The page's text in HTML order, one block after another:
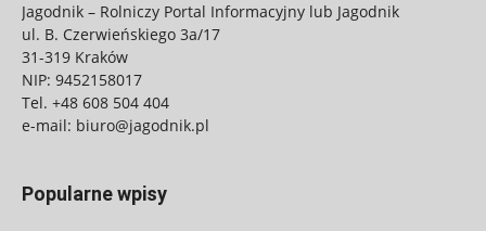
Jagodnik – Rolniczy Portal Informacyjny lub Jagodnik
ul. B. Czerwieńskiego 3a/17
31-319 Kraków
NIP: 9452158017
Tel. +48 608 504 404
e-mail: biuro@jagodnik.pl
Popularne wpisy